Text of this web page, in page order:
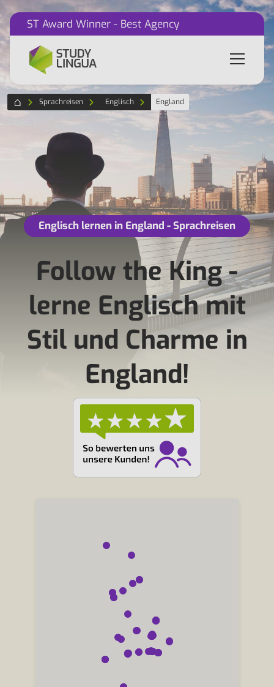
ST Award Winner - Best Agency
Sprachreisen Englisch England
Englisch lernen in England - Sprachreisen
Follow the King -
lerne Englisch mit
Stil und Charme in
England!